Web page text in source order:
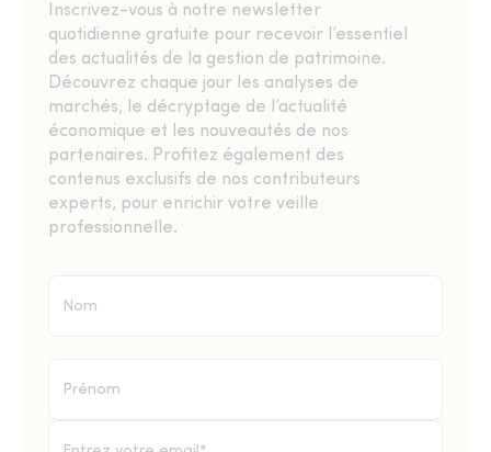
Inscrivez-vous à notre newsletter
quotidienne gratuite pour recevoir l’essentiel
des actualités de la gestion de patrimoine.
Découvrez chaque jour les analyses de
marchés, le décryptage de l’actualité
économique et les nouveautés de nos
partenaires. Profitez également des
contenus exclusifs de nos contributeurs
experts, pour enrichir votre veille
professionnelle.